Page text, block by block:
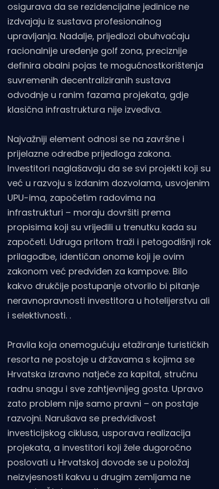
osigurava da se rezidencijalne jedinice ne
izdvajaju iz sustava profesionalnog
upravljanja. Nadalje, prijedlozi obuhvaćaju
racionalnije uređenje golf zona, preciznije
definira obalni pojas te mogućnostkorištenja
suvremenih decentraliziranih sustava
odvodnje u ranim fazama projekata, gdje
klasična infrastruktura nije izvediva.
Najvažniji element odnosi se na završne i
prijelazne odredbe prijedloga zakona.
Investitori naglašavaju da se svi projekti koji su
već u razvoju s izdanim dozvolama, usvojenim
UPU-ima, započetim radovima na
infrastrukturi – moraju dovršiti prema
propisima koji su vrijedili u trenutku kada su
započeti. Udruga pritom traži i petogodišnji rok
prilagodbe, identičan onome koji je ovim
zakonom već predviđen za kampove. Bilo
kakvo drukčije postupanje otvorilo bi pitanje
neravnopravnosti investitora u hotelijerstvu ali
i selektivnosti. .
Pravila koja onemogućuju etažiranje turističkih
resorta ne postoje u državama s kojima se
Hrvatska izravno natječe za kapital, stručnu
radnu snagu i sve zahtjevnijeg gosta. Upravo
zato problem nije samo pravni – on postaje
razvojni. Narušava se predvidivost
investicijskog ciklusa, usporava realizacija
projekata, a investitori koji žele dugoročno
poslovati u Hrvatskoj dovode se u položaj
neizvjesnosti kakvu u drugim zemljama ne